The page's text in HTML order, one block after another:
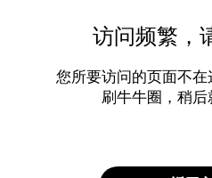
访问频繁，
您所要访问的页面不
刷牛牛圈，稍后